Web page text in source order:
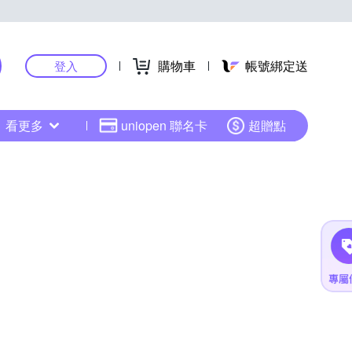
登入 購物車 帳號綁定送
看更多 uniopen 聯名卡 超贈點